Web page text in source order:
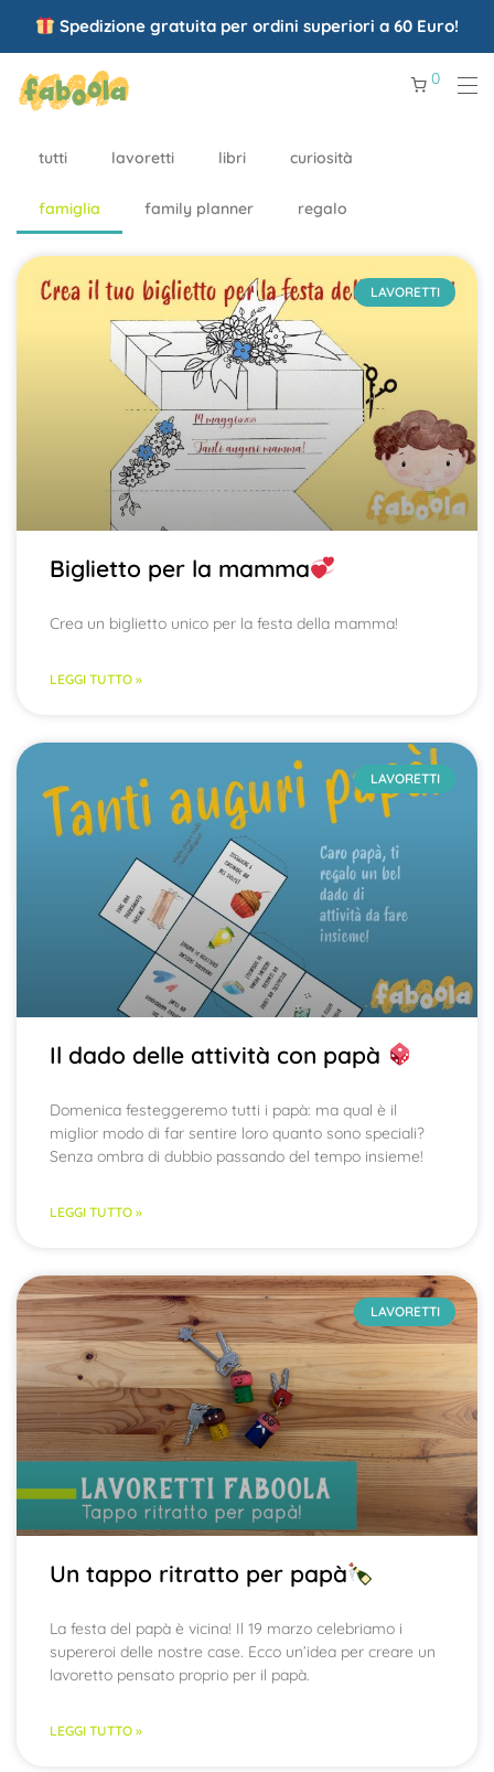
Spedizione gratuita per ordini superiori a 60 Euro!
0
tutti lavoretti libri curiosità
famiglia family planner regalo
LAVORETTI
Biglietto per la mamma
Crea un biglietto unico per la festa della mamma!
LEGGI TUTTO »
LAVORETTI
Il dado delle attività con papà
Domenica festeggeremo tutti i papà: ma qual è il
miglior modo di far sentire loro quanto sono speciali?
Senza ombra di dubbio passando del tempo insieme!
LEGGI TUTTO »
LAVORETTI
Un tappo ritratto per papà
La festa del papà è vicina! Il 19 marzo celebriamo i
supereroi delle nostre case. Ecco un’idea per creare un
lavoretto pensato proprio per il papà.
LEGGI TUTTO »